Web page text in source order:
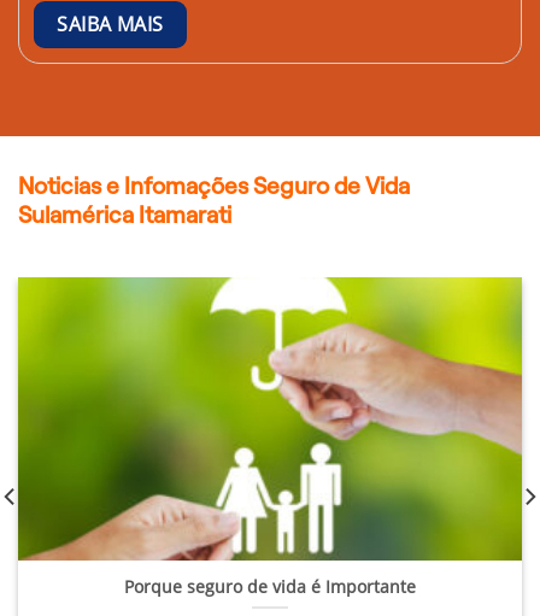
SAIBA MAIS
Noticias e Infomações Seguro de Vida
Sulamérica Itamarati
Porque seguro de vida é Importante